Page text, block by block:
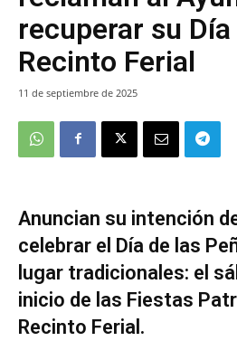
recuperar su Día
Recinto Ferial
11 de septiembre de 2025
Anuncian su intención
celebrar el Día de las
lugar tradicionales: el
inicio de las Fiestas
Recinto Ferial.